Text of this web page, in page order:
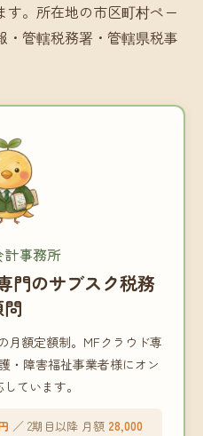
す。所在地の市区町村ペー
・管轄税務署・管轄県税事
計事務所
門のサブスク税務
月額定額制。MFクラウド専
・障害福祉事業者様にオン
ています。
／ 2期目以降 月額 28,000